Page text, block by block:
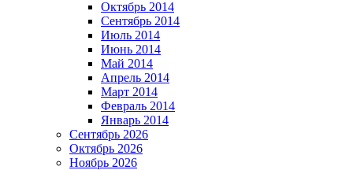
Октябрь 2014
Сентябрь 2014
Июль 2014
Июнь 2014
Май 2014
Апрель 2014
Март 2014
Февраль 2014
Январь 2014
Сентябрь 2026
Октябрь 2026
Ноябрь 2026